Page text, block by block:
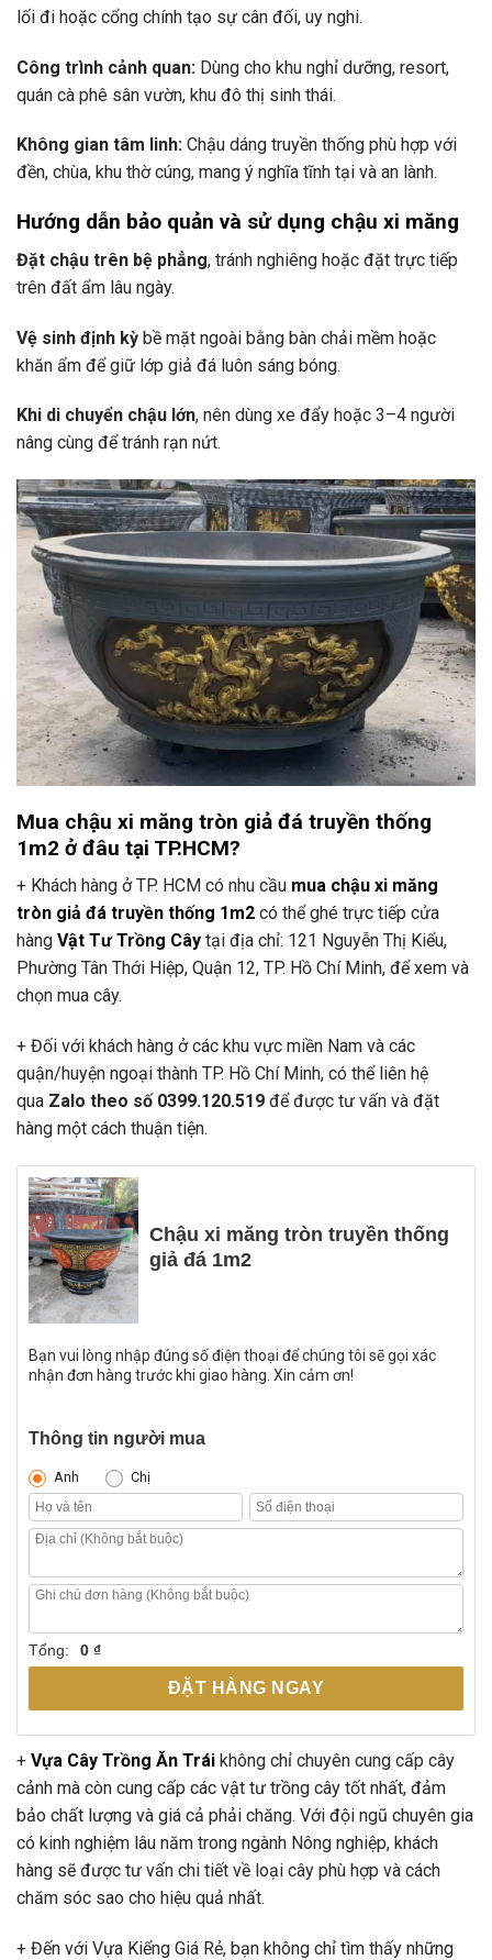
lối đi hoặc cổng chính tạo sự cân đối, uy nghi.
Công trình cảnh quan: Dùng cho khu nghỉ dưỡng, resort,
quán cà phê sân vườn, khu đô thị sinh thái.
Không gian tâm linh: Chậu dáng truyền thống phù hợp với
đền, chùa, khu thờ cúng, mang ý nghĩa tĩnh tại và an lành.
Hướng dẫn bảo quản và sử dụng chậu xi măng
Đặt chậu trên bệ phẳng, tránh nghiêng hoặc đặt trực tiếp
trên đất ẩm lâu ngày.
Vệ sinh định kỳ bề mặt ngoài bằng bàn chải mềm hoặc
khăn ẩm để giữ lớp giả đá luôn sáng bóng.
Khi di chuyển chậu lớn, nên dùng xe đẩy hoặc 3–4 người
nâng cùng để tránh rạn nứt.
Mua chậu xi măng tròn giả đá truyền thống
1m2 ở đâu tại TP.HCM?
+ Khách hàng ở TP. HCM có nhu cầu mua chậu xi măng
tròn giả đá truyền thống 1m2 có thể ghé trực tiếp cửa
hàng Vật Tư Trồng Cây tại địa chỉ: 121 Nguyễn Thị Kiểu,
Phường Tân Thới Hiệp, Quận 12, TP. Hồ Chí Minh, để xem và
chọn mua cây.
+ Đối với khách hàng ở các khu vực miền Nam và các
quận/huyện ngoại thành TP. Hồ Chí Minh, có thể liên hệ
qua Zalo theo số 0399.120.519 để được tư vấn và đặt
hàng một cách thuận tiện.
Chậu xi măng tròn truyền thống
giả đá 1m2
Bạn vui lòng nhập đúng số điện thoại để chúng tôi sẽ gọi xác
nhận đơn hàng trước khi giao hàng. Xin cảm ơn!
Thông tin người mua
Anh Chị
Tổng: 0 ₫
ĐẶT HÀNG NGAY
+ Vựa Cây Trồng Ăn Trái không chỉ chuyên cung cấp cây
cảnh mà còn cung cấp các vật tư trồng cây tốt nhất, đảm
bảo chất lượng và giá cả phải chăng. Với đội ngũ chuyên gia
có kinh nghiệm lâu năm trong ngành Nông nghiệp, khách
hàng sẽ được tư vấn chi tiết về loại cây phù hợp và cách
chăm sóc sao cho hiệu quả nhất.
+ Đến với Vựa Kiểng Giá Rẻ, bạn không chỉ tìm thấy những